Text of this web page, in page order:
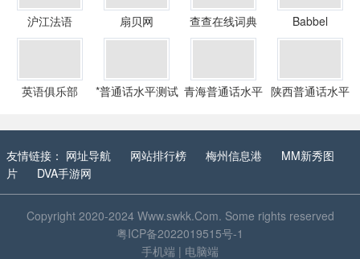
沪江法语 扇贝网 查查在线词典 Babbel
英语俱乐部
*普通话水平测试 青海普通话水平 陕西普通话水平
友情链接： 网址导航 网站排行榜 梅州信息港
MM新秀图
片
DVA手游网
Copyright 2020-2024 Www.swkk.Com. Some rights reserved
粤ICP备2022019515号-1
手机端 | 电脑端